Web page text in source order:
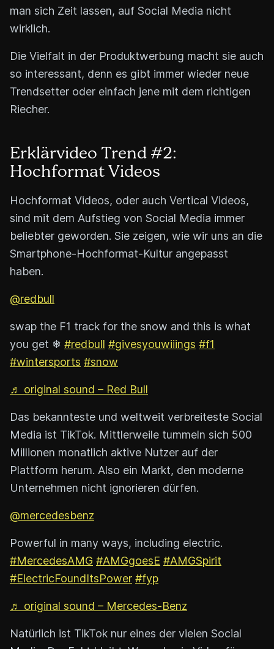
man sich Zeit lassen, auf Social Media nicht
wirklich.
Die Vielfalt in der Produktwerbung macht sie auch
so interessant, denn es gibt immer wieder neue
Trendsetter oder einfach jene mit dem richtigen
Riecher.
Erklärvideo Trend #2:
Hochformat Videos
Hochformat Videos, oder auch Vertical Videos,
sind mit dem Aufstieg von Social Media immer
beliebter geworden. Sie zeigen, wie wir uns an die
Smartphone-Hochformat-Kultur angepasst
haben.
@redbull
swap the F1 track for the snow and this is what
you get ❄ #redbull #givesyouwiiings #f1
#wintersports #snow
♬ original sound – Red Bull
Das bekannteste und weltweit verbreiteste Social
Media ist TikTok. Mittlerweile tummeln sich 500
Millionen monatlich aktive Nutzer auf der
Plattform herum. Also ein Markt, den moderne
Unternehmen nicht ignorieren dürfen.
@mercedesbenz
Powerful in many ways, including electric.
#MercedesAMG #AMGgoesE #AMGSpirit
#ElectricFoundItsPower #fyp
♬ original sound – Mercedes-Benz
Natürlich ist TikTok nur eines der vielen Social